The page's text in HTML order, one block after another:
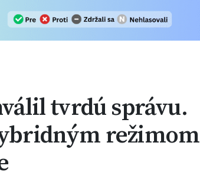
tvrdú správu.
režimom